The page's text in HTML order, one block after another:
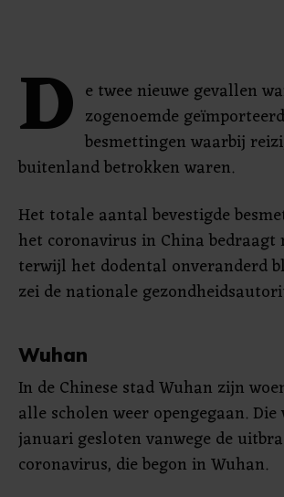
D e twee nieuwe gevallen
zogenoemde
besmettingen waarbij
buitenland betrokken waren.
Het totale aantal bevestigde
het coronavirus in China bedraagt
terwijl het dodental onveranderd
zei de nationale
Wuhan
In de Chinese stad Wuhan zijn
alle scholen weer opengegaan.
januari gesloten vanwege de
coronavirus, die begon in Wuhan.